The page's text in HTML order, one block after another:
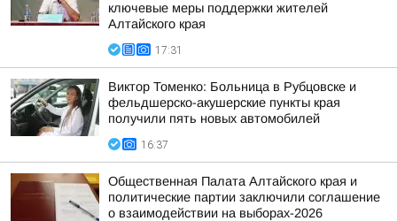
ключевые меры поддержки жителей
Алтайского края
17:31
Виктор Томенко: Больница в Рубцовске и
фельдшерско-акушерские пункты края
получили пять новых автомобилей
16:37
Общественная Палата Алтайского края и
политические партии заключили соглашение
о взаимодействии на выборах-2026